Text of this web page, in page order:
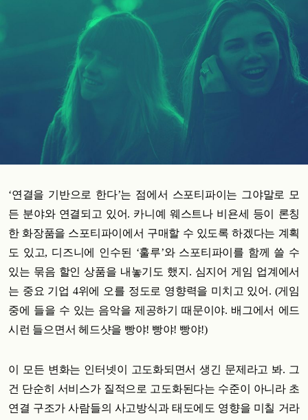
‘연결을 기반으로 한다’는 점에서 스포티파이는 그야말로 모
든 분야와 연결되고 있어. 카니예 웨스트나 비욘세 등이 론칭
한 화장품을 스포티파이에서 구매할 수 있도록 하겠다는 계획
도 있고, 디즈니에 인수된 ‘훌루’와 스포티파이를 함께 쓸 수
있는 묶음 할인 상품을 내놓기도 했지. 심지어 게임 업계에서
는 중요 기업 4위에 오를 정도로 영향력을 미치고 있어. (게임
중에 들을 수 있는 음악을 제공하기 때문이야. 배그에서 에드
시런 들으면서 헤드샷을 빵야! 빵야! 빵야!)
이 모든 변화는 인터넷이 고도화되면서 생긴 문제라고 봐. 그
건 단순히 서비스가 질적으로 고도화된다는 수준이 아니라 초
연결 구조가 사람들의 사고방식과 태도에도 영향을 미칠 거라